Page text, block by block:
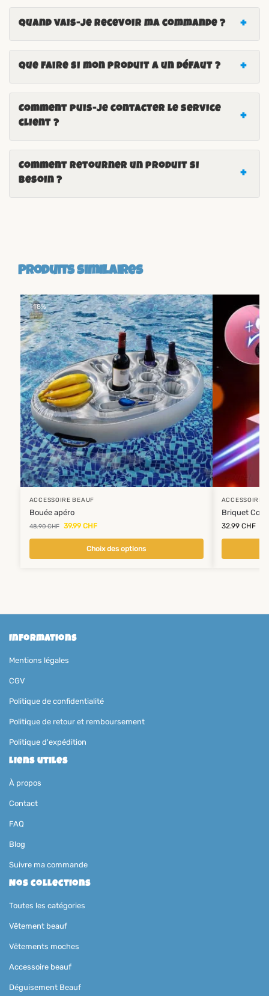
Quand vais-je recevoir ma commande ?
Que faire si mon produit a un défaut ?
Comment puis-je contacter le service
client ?
Comment retourner un produit si
besoin ?
Produits similaires
-18%
ACCESSOIRE BEAUF
Bouée apéro
48.90CHF 39.99 CHF
Choix des options
ACCESSOIRE
Briquet
32.99 CHF
Informations
Mentions légales
CGV
Politique de confidentialité
Politique de retour et remboursement
Politique d'expédition
Liens utiles
À propos
Contact
FAQ
Blog
Suivre ma commande
Nos collections
Toutes les catégories
Vêtement beauf
Vêtements moches
Accessoire beauf
Déguisement Beauf